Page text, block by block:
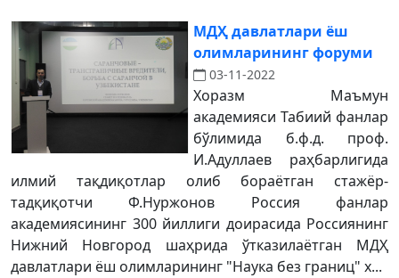
МДҲ давлатлари ёш
олимларининг форуми
03-11-2022
Хоразм Маъмун
академияси Табиий фанлар
бўлимида б.ф.д. проф.
И.Адуллаев раҳбарлигида
илмий тақдиқотлар олиб бораётган стажёр-
тадқиқотчи Ф.Нуржонов Россия фанлар
академиясининг 300 йиллиги доирасида Россиянинг
Нижний Новгород шаҳрида ўтказилаётган МДҲ
давлатлари ёш олимларининг "Наука без границ" х...